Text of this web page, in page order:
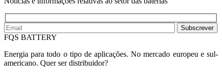
Subscrever
FQS BATTERY
Energia para todo o tipo de aplicações. No mercado europeu e sul-
americano. Quer ser distribuidor?